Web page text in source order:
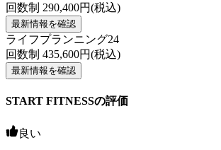
回数制 290,400円(税込)
最新情報を確認
ライフプランニング24
回数制 435,600円(税込)
最新情報を確認
START FITNESSの評価
良い